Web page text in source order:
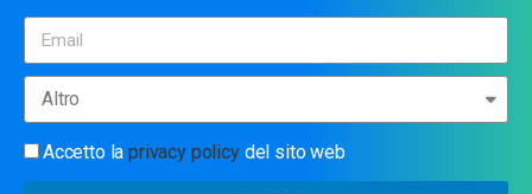
Accetto laprivacy policydel sito web